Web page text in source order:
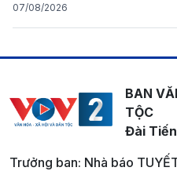
07/08/2026
BAN
TỘC
Đài
Trưởng ban: Nhà báo